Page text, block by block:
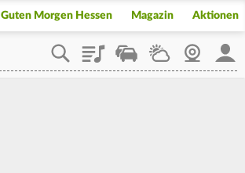
Guten Morgen Hessen Magazin Aktionen
PlaylistStaupilotWetterWebcam